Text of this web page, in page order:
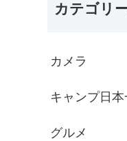
カテゴリ
カメラ
キャンプ日本
グルメ